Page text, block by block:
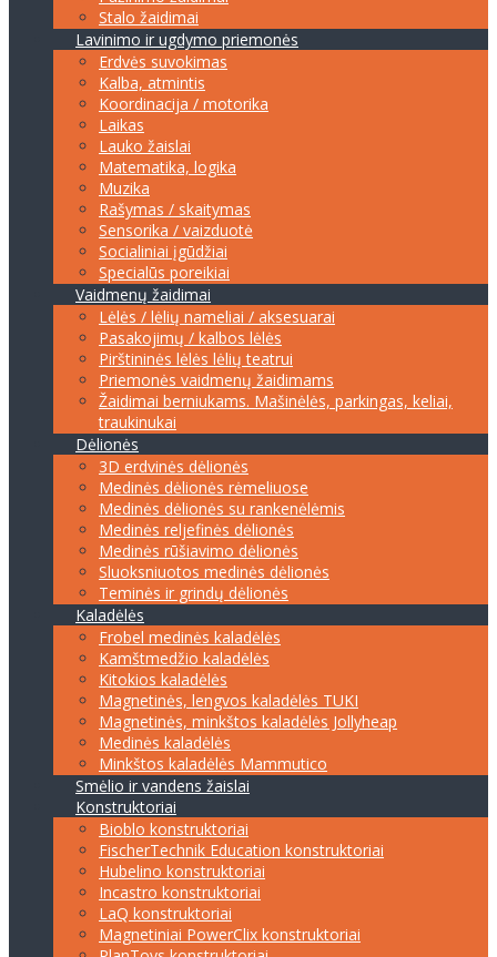
Stalo žaidimai
Lavinimo ir ugdymo priemonės
Erdvės suvokimas
Kalba, atmintis
Koordinacija / motorika
Laikas
Lauko žaislai
Matematika, logika
Muzika
Rašymas / skaitymas
Sensorika / vaizduotė
Socialiniai įgūdžiai
Specialūs poreikiai
Vaidmenų žaidimai
Lėlės / lėlių nameliai / aksesuarai
Pasakojimų / kalbos lėlės
Pirštininės lėlės lėlių teatrui
Priemonės vaidmenų žaidimams
Žaidimai berniukams. Mašinėlės, parkingas, keliai,
traukinukai
Dėlionės
3D erdvinės dėlionės
Medinės dėlionės rėmeliuose
Medinės dėlionės su rankenėlėmis
Medinės reljefinės dėlionės
Medinės rūšiavimo dėlionės
Sluoksniuotos medinės dėlionės
Teminės ir grindų dėlionės
Kaladėlės
Frobel medinės kaladėlės
Kamštmedžio kaladėlės
Kitokios kaladėlės
Magnetinės, lengvos kaladėlės TUKI
Magnetinės, minkštos kaladėlės Jollyheap
Medinės kaladėlės
Minkštos kaladėlės Mammutico
Smėlio ir vandens žaislai
Konstruktoriai
Bioblo konstruktoriai
FischerTechnik Education konstruktoriai
Hubelino konstruktoriai
Incastro konstruktoriai
LaQ konstruktoriai
Magnetiniai PowerClix konstruktoriai